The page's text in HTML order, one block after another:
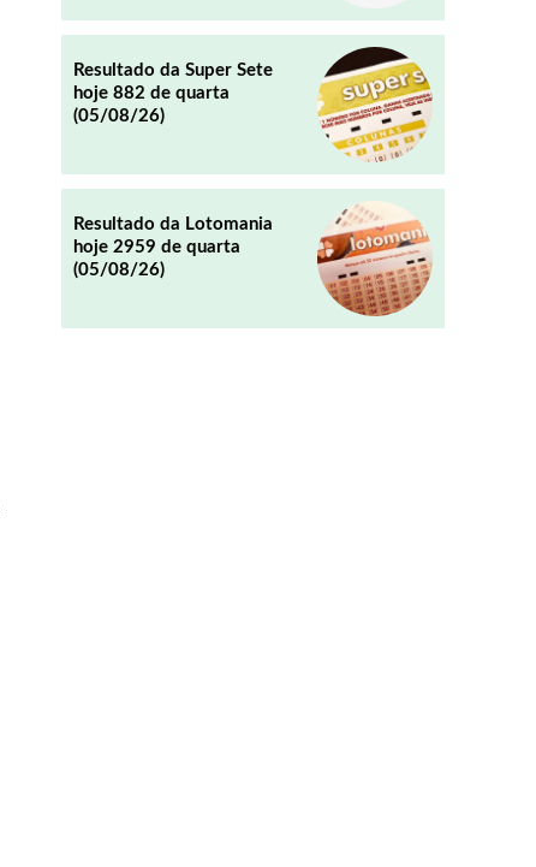
Resultado da Super Sete
hoje 882 de quarta
(05/08/26)
Resultado da Lotomania
hoje 2959 de quarta
(05/08/26)